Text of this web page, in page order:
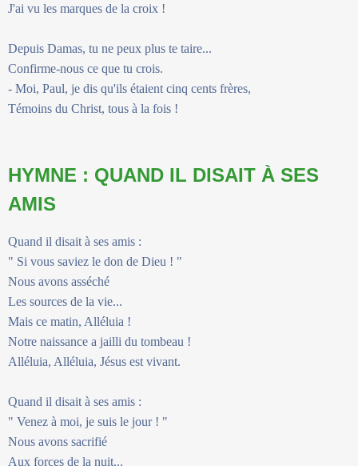
J'ai vu les marques de la croix !
Depuis Damas, tu ne peux plus te taire...
Confirme-nous ce que tu crois.
- Moi, Paul, je dis qu'ils étaient cinq cents frères,
Témoins du Christ, tous à la fois !
HYMNE : QUAND IL DISAIT À SES
AMIS
Quand il disait à ses amis :
" Si vous saviez le don de Dieu ! "
Nous avons asséché
Les sources de la vie...
Mais ce matin, Alléluia !
Notre naissance a jailli du tombeau !
Alléluia, Alléluia, Jésus est vivant.
Quand il disait à ses amis :
" Venez à moi, je suis le jour ! "
Nous avons sacrifié
Aux forces de la nuit...